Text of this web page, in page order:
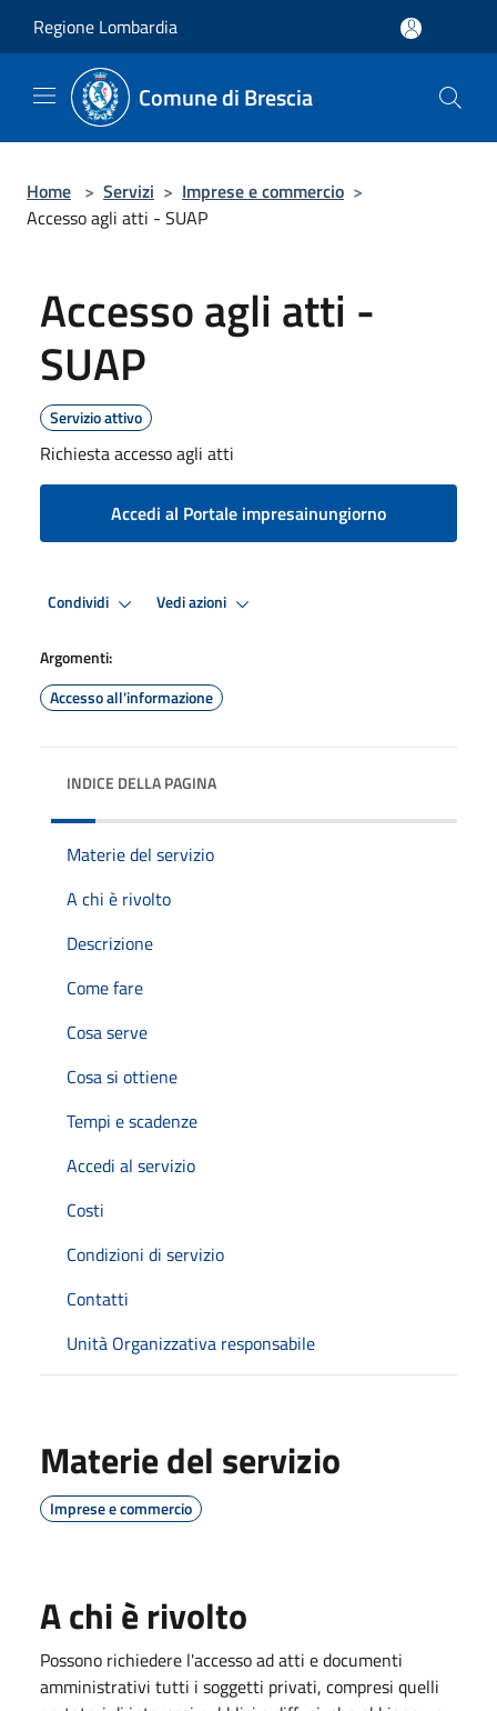
Regione Lombardia
Comune di Brescia
Home > Servizi > Imprese e commercio >
Accesso agli atti - SUAP
Accesso agli atti -
SUAP
Servizio attivo
Richiesta accesso agli atti
Accedi al Portale impresainungiorno
Condividi Vedi azioni
Argomenti:
Accesso all'informazione
INDICE DELLA PAGINA
Materie del servizio
A chi è rivolto
Descrizione
Come fare
Cosa serve
Cosa si ottiene
Tempi e scadenze
Accedi al servizio
Costi
Condizioni di servizio
Contatti
Unità Organizzativa responsabile
Materie del servizio
Imprese e commercio
A chi è rivolto
Possono richiedere l'accesso ad atti e documenti
amministrativi tutti i soggetti privati, compresi quelli